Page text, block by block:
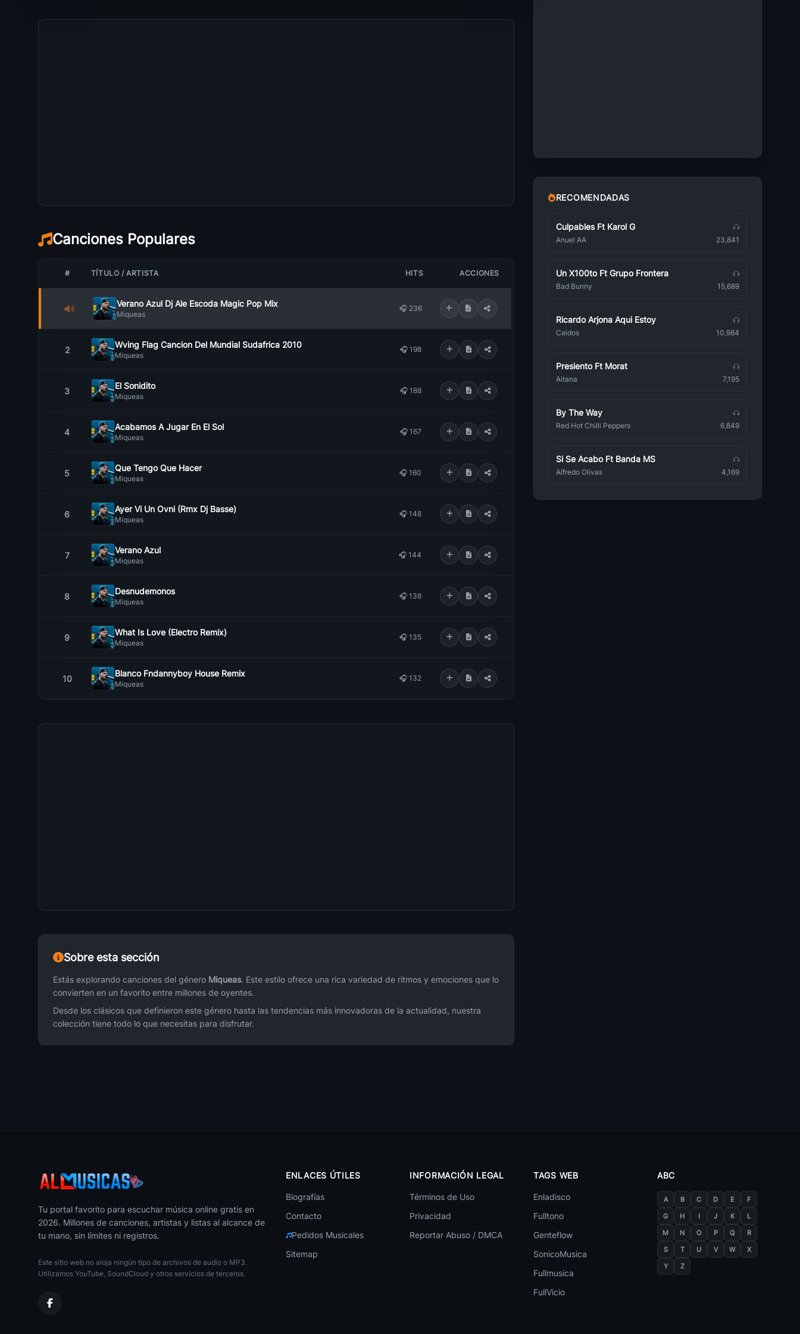
Canciones Populares
# TÍTULO / ARTISTA HITS ACCIONES
Verano Azul Dj Ale Escoda Magic Pop Mix
Miqueas
🎧 236
2
Wving Flag Cancion Del Mundial Sudafrica 2010
Miqueas
🎧 198
3
El Sonidito
Miqueas
🎧 188
4
Acabamos A Jugar En El Sol
Miqueas
🎧 167
5
Que Tengo Que Hacer
Miqueas
🎧 160
6
Ayer Vi Un Ovni (Rmx Dj Basse)
Miqueas
🎧 148
7
Verano Azul
Miqueas
🎧 144
8
Desnudemonos
Miqueas
🎧 138
9
What Is Love (Electro Remix)
Miqueas
🎧 135
10
Blanco Fndannyboy House Remix
Miqueas
🎧 132
Miqueas
Chica Del Este Agustin Mix
18
Miqueas
🎧 106
19
Na De Na 🎧 104
22
Miqueas
🎧 100
23
Yayo
Miqueas
🎧 92
Sobre esta sección
Estás explorando canciones del género Miqueas. Este estilo ofrece una rica variedad de ritmos y emociones que lo
convierten en un favorito entre millones de oyentes.
Desde los clásicos que definieron este género hasta las tendencias más innovadoras de la actualidad, nuestra
colección tiene todo lo que necesitas para disfrutar.
RECOMENDADAS
Culpables Ft Karol G
Anuel AA 23,841
Un X100to Ft Grupo Frontera
Bad Bunny 15,689
Ricardo Arjona Aqui Estoy
Caidos 10,984
Presiento Ft Morat
Aitana 7,195
By The Way
Red Hot Chilli Peppers 6,849
Si Se Acabo Ft Banda MS
Alfredo Olivas 4,169
23 canciones
Verano Azul Dj Ale Escoda Magic Pop Mix
Tu portal favorito para escuchar música online gratis en
2026. Millones de canciones, artistas y listas al alcance de
tu mano, sin límites ni registros.
Este sitio web no aloja ningún tipo de archivos de audio o MP3.
Utilizamos YouTube, SoundCloud y otros servicios de terceros.
ENLACES ÚTILES
Biografías
Contacto
Pedidos Musicales
Sitemap
INFORMACIÓN LEGAL
Términos de Uso
Privacidad
Reportar Abuso / DMCA
TAGS WEB
Enladisco
Fulltono
Genteflow
SonicoMusica
Fullmusica
FullVicio
ABC
A B C D E
F
G
H I J K
L
M
N O P Q
R
S
T U V W
X
Y
Z